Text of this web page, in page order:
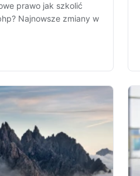
prawo jak szkolić
Najnowsze zmiany w